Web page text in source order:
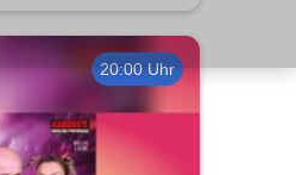
20:00 Uhr